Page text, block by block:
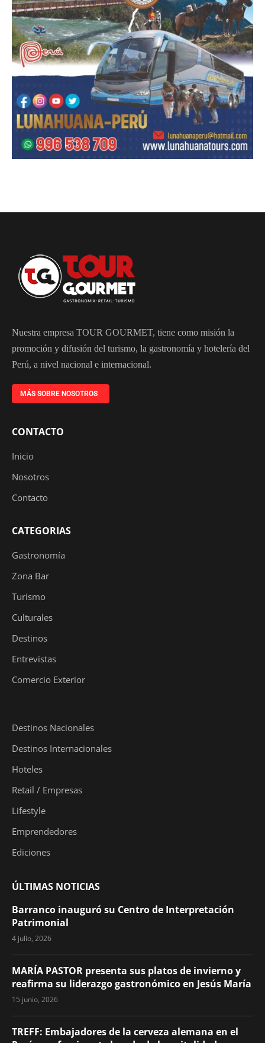
Nuestra empresa TOUR GOURMET, tiene como misión la
promoción y difusión del turismo, la gastronomía y hotelería del
Perú, a nivel nacional e internacional.
MÁS SOBRE NOSOTROS
CONTACTO
Inicio
Nosotros
Contacto
CATEGORIAS
Gastronomía
Zona Bar
Turismo
Culturales
Destinos
Entrevistas
Comercio Exterior
Destinos Nacionales
Destinos Internacionales
Hoteles
Retail / Empresas
Lifestyle
Emprendedores
Ediciones
ÚLTIMAS NOTICIAS
Barranco inauguró su Centro de Interpretación
Patrimonial
4 julio, 2026
MARÍA PASTOR presenta sus platos de invierno y
reafirma su liderazgo gastronómico en Jesús María
15 junio, 2026
TREFF: Embajadores de la cerveza alemana en el